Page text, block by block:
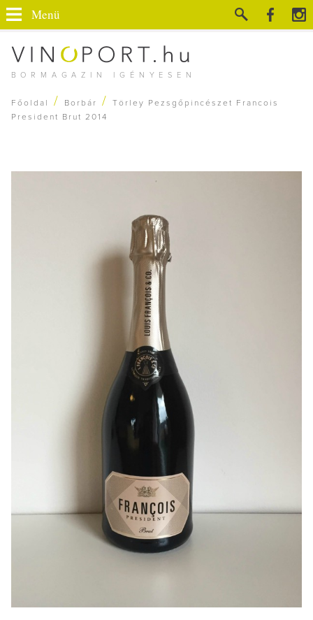
BORMAGAZIN IGÉNYESEN
Menü
Főoldal / Borbár /
Törley Pezsgőpincészet Francois
President Brut 2014